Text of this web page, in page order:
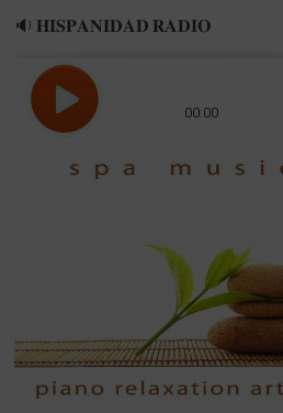
🔉 𝐇𝐈𝐒𝐏𝐀𝐍𝐈𝐃𝐀𝐃 𝐑𝐀𝐃𝐈𝐎